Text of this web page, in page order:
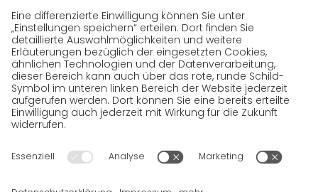
SendungsempfängerInnen
Datenschutzerklärung BewerberInnen
Datenschutzerklärung Webportal
Datenschutzerklärung Social Media
Datenschutzerklärung GO! App
Impressum
BGB
Rechtshinweise
Cookies
ausschließlich Ihrer Information dienen, wurden daher mit